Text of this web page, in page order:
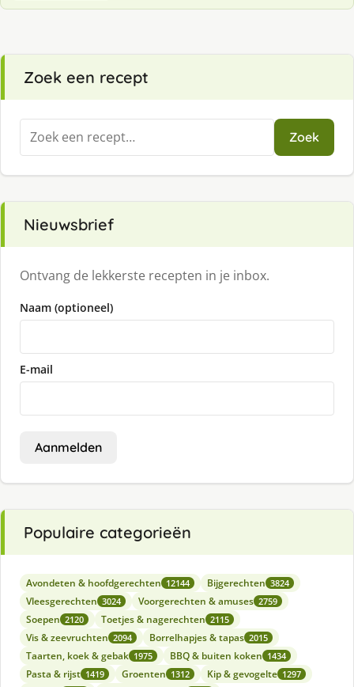
Zoek een recept
Zoeken
naar:
Zoek
Nieuwsbrief
Ontvang de lekkerste recepten in je inbox.
Naam (optioneel)
E-mail
Aanmelden
Populaire categorieën
Avondeten & hoofdgerechten 12144 Bijgerechten 3824
Vleesgerechten 3024 Voorgerechten & amuses 2759
Soepen 2120 Toetjes & nagerechten 2115
Vis & zeevruchten 2094 Borrelhapjes & tapas 2015
Taarten, koek & gebak 1975 BBQ & buiten koken 1434
Pasta & rijst 1419 Groenten 1312 Kip & gevogelte 1297